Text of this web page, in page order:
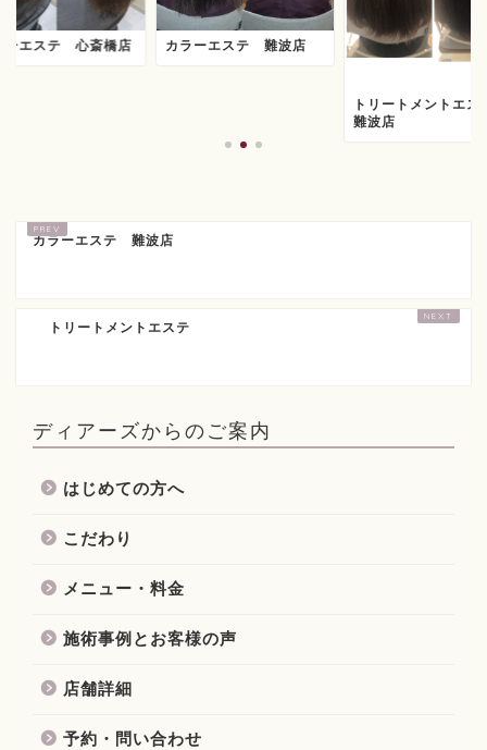
ーエステ 心斎橋店 カラーエステ 難波店
トリートメントエ
難波店
カラーエステ 難波店
トリートメントエステ
ディアーズからのご案内
はじめての方へ
こだわり
メニュー・料金
施術事例とお客様の声
店舗詳細
予約・問い合わせ